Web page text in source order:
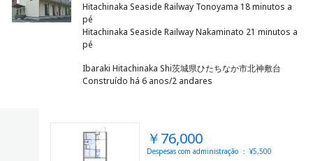
Hitachinaka Seaside Railway Tonoyama 18 minutos a
pé
Hitachinaka Seaside Railway Nakaminato 21 minutos a
Ibaraki Hitachinaka Shi茨城県ひたちなか市北神敷台
Construído há 6 anos/2 andares
￥76,000
Despesas com administração ： ¥5,500